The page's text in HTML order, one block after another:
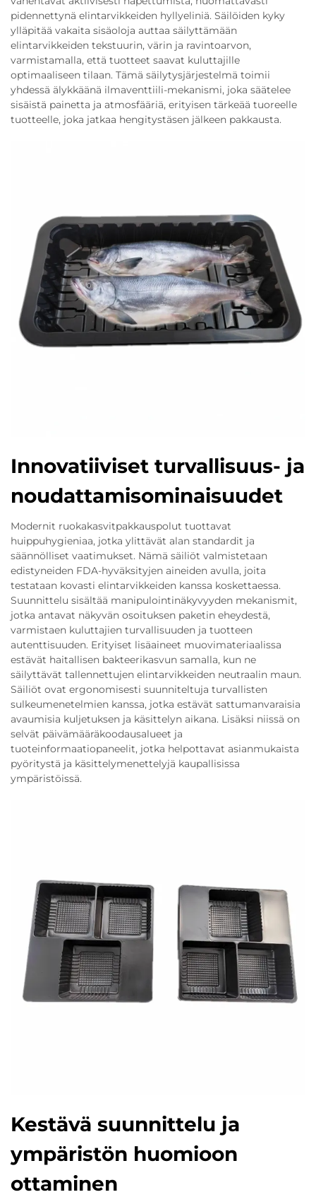
pidennettynä elintarvikkeiden hyllyeliniä. Säilöiden kyky
ylläpitää vakaita sisäoloja auttaa säilyttämään
elintarvikkeiden tekstuurin, värin ja ravintoarvon,
varmistamalla, että tuotteet saavat kuluttajille
optimaaliseen tilaan. Tämä säilytysjärjestelmä toimii
yhdessä älykkäänä ilmaventtiili-mekanismi, joka säätelee
sisäistä painetta ja atmosfääriä, erityisen tärkeää tuoreelle
tuotteelle, joka jatkaa hengitystäsen jälkeen pakkausta.
Innovatiiviset turvallisuus- ja
noudattamisominaisuudet
Modernit ruokakasvitpakkauspolut tuottavat
huippuhygieniaa, jotka ylittävät alan standardit ja
säännölliset vaatimukset. Nämä säiliöt valmistetaan
edistyneiden FDA-hyväksityjen aineiden avulla, joita
testataan kovasti elintarvikkeiden kanssa koskettaessa.
Suunnittelu sisältää manipulointinäkyvyyden mekanismit,
jotka antavat näkyvän osoituksen paketin eheydestä,
varmistaen kuluttajien turvallisuuden ja tuotteen
autenttisuuden. Erityiset lisäaineet muovimateriaalissa
estävät haitallisen bakteerikasvun samalla, kun ne
säilyttävät tallennettujen elintarvikkeiden neutraalin maun.
Säiliöt ovat ergonomisesti suunniteltuja turvallisten
sulkeumenetelmien kanssa, jotka estävät sattumanvaraisia
avaumisia kuljetuksen ja käsittelyn aikana. Lisäksi niissä on
selvät päivämääräkoodausalueet ja
tuoteinformaatiopaneelit, jotka helpottavat asianmukaista
pyöritystä ja käsittelymenettelyjä kaupallisissa
ympäristöissä.
Kestävä suunnittelu ja
ympäristön huomioon
ottaminen